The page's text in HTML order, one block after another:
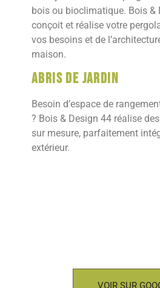
bois ou bioclimatique. Bois &
conçoit et réalise votre
vos besoins et de
maison.
Abris de jardin
Besoin d’espace de
? Bois & Design 44 réalise
sur mesure, parfaitement
extérieur.
VOIR SUR